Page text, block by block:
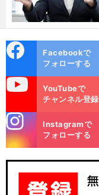
「
田裕毅は生き残りへ前半戦が勝負
「
ヨタのドライバーがアルピーヌから参戦
ok
Facebookで
フォローする
YouTubeで
チャンネル登録
m
Instagramで
フォローする